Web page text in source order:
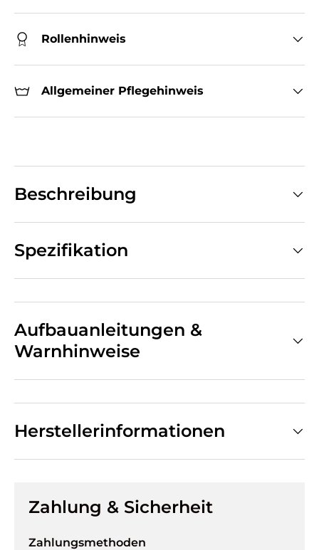
Rollenhinweis
Allgemeiner Pflegehinweis
Beschreibung
Spezifikation
Aufbauanleitungen &
Warnhinweise
Herstellerinformationen
Zahlung & Sicherheit
Zahlungsmethoden